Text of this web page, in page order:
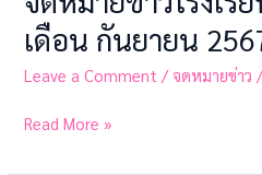
เดือน กันยายน
Leave a Comment / จดหมายข่าว
Read More »